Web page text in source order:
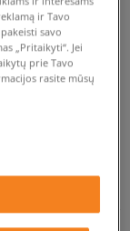
ir Tavo
savo
„Pritaikyti“. Jei
prie Tavo
rasite mūsų